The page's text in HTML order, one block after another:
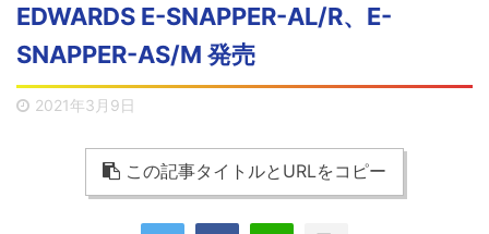
EDWARDS E-SNAPPER-AL/R、E-
SNAPPER-AS/M 発売
2021年3月9日
この記事タイトルとURLをコピー